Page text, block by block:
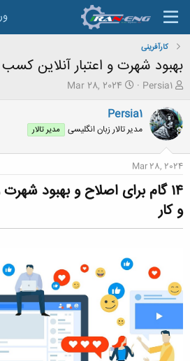
کارآفرینی
بهبود شهرت و اعتبار آنلاین کسب
ش
و
ع
ک
ه
و
Persia1
ت
ر
ی
خ
ع
Mar 28, 2024
Persia1
مدیر تالار زبان انگلیسی مدیر تالار
Mar 28, 2024
۱۴ گام برای اصلاح و بهبود
و کار​